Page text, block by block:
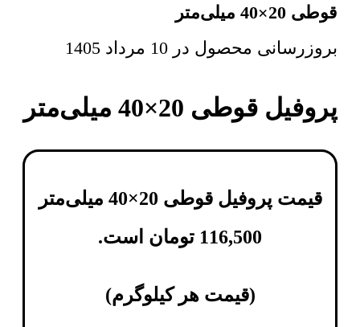
قوطی 20×40 میلی‌متر
بروزرسانی محصول در 10 مرداد 1405
پروفیل قوطی 20×40 میلی‌متر
قیمت پروفیل قوطی 20×40 میلی‌متر
116,500 تومان است.
(قیمت هر کیلوگرم)